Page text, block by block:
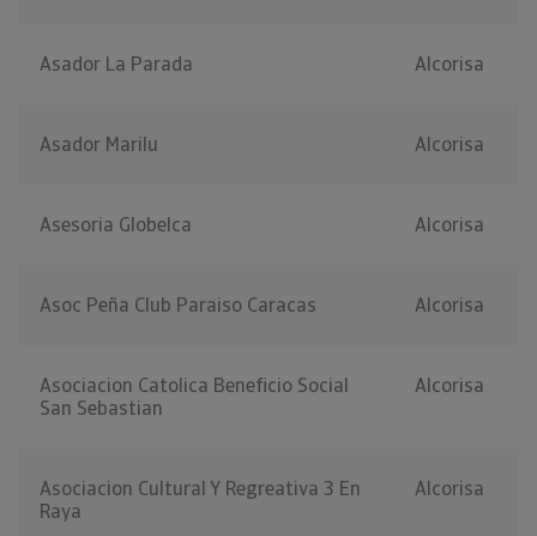
Asador La Parada Alcorisa
Asador Marilu Alcorisa
Asesoria Globelca Alcorisa
Asoc Peña Club Paraiso Caracas Alcorisa
Asociacion Catolica Beneficio Social
San Sebastian
Alcorisa
Asociacion Cultural Y Regreativa 3 En
Raya
Alcorisa